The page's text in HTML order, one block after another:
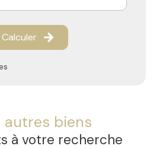
Calculer
autres biens
à votre recherche